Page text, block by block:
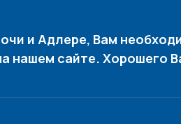
и Адлере, Вам
нашем сайте. Хорошего